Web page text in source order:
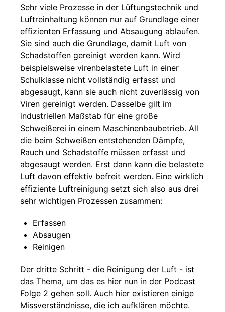
Sehr viele Prozesse in der Lüftungstechnik und
Luftreinhaltung können nur auf Grundlage einer
effizienten Erfassung und Absaugung ablaufen.
Sie sind auch die Grundlage, damit Luft von
Schadstoffen gereinigt werden kann. Wird
beispielsweise virenbelastete Luft in einer
Schulklasse nicht vollständig erfasst und
abgesaugt, kann sie auch nicht zuverlässig von
Viren gereinigt werden. Dasselbe gilt im
industriellen Maßstab für eine große
Schweißerei in einem Maschinenbaubetrieb. All
die beim Schweißen entstehenden Dämpfe,
Rauch und Schadstoffe müssen erfasst und
abgesaugt werden. Erst dann kann die belastete
Luft davon effektiv befreit werden. Eine wirklich
effiziente Luftreinigung setzt sich also aus drei
sehr wichtigen Prozessen zusammen:
Erfassen
Absaugen
Reinigen
Der dritte Schritt - die Reinigung der Luft - ist
das Thema, um das es hier nun in der Podcast
Folge 2 gehen soll. Auch hier existieren einige
Missverständnisse, die ich aufklären möchte.